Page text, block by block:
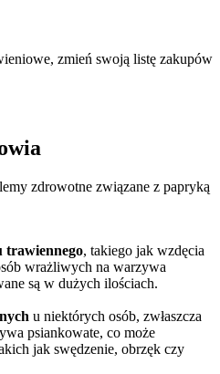
zmień swoją listę zakupów
zdrowotne związane z papryką
trawiennego, takiego jak wzdęcia
wrażliwych na warzywa
są w dużych ilościach.
u niektórych osób, zwłaszcza
psiankowate, co może
jak swędzenie, obrzęk czy